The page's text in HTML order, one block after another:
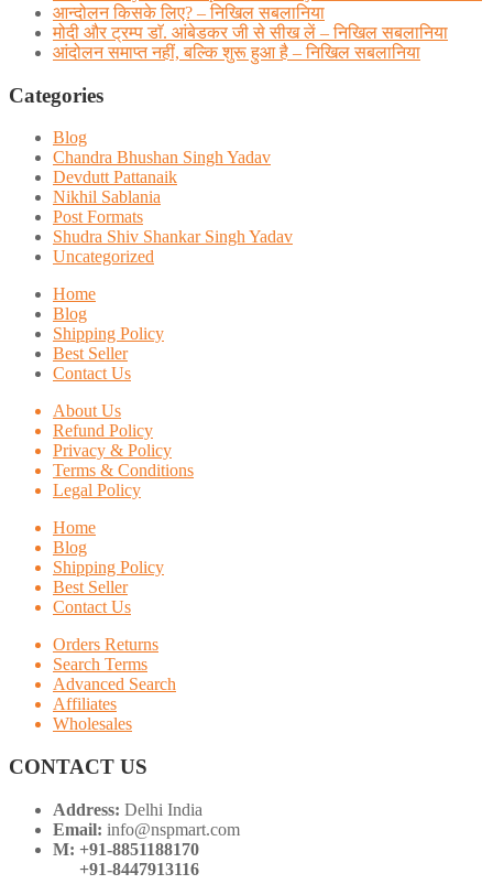
आन्दोलन किसके लिए? – निखिल सबलानिया
मोदी और ट्रम्प डाॅ. आंबेडकर जी से सीख लें – निखिल सबलानिया
आंदोलन समाप्त नहीं, बल्कि शुरू हुआ है – निखिल सबलानिया
Categories
Blog
Chandra Bhushan Singh Yadav
Devdutt Pattanaik
Nikhil Sablania
Post Formats
Shudra Shiv Shankar Singh Yadav
Uncategorized
Home
Blog
Shipping Policy
Best Seller
Contact Us
About Us
Refund Policy
Privacy & Policy
Terms & Conditions
Legal Policy
Home
Blog
Shipping Policy
Best Seller
Contact Us
Orders Returns
Search Terms
Advanced Search
Affiliates
Wholesales
CONTACT US
Address: Delhi India
Email: info@nspmart.com
M: +91-8851188170
+91-8447913116